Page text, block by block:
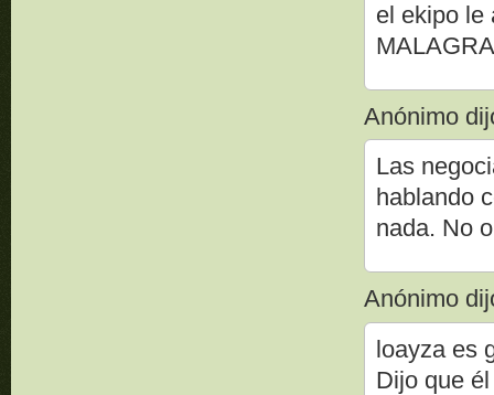
el ekipo le
Anónimo
Las
hablando
nada. No
Anónimo
loayza es
Dijo que